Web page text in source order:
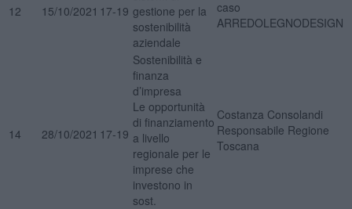
12 15/10/2021 17-19 gestione per la
sostenibilità
aziendale
caso
ARREDOLEGNODESIGN
14 28/10/2021 17-19
Sostenibilità e
finanza
d’impresa
Le opportunità
di finanziamento
a livello
regionale per le
imprese che
investono in
sost.
Costanza Consolandi
Responsabile Regione
Toscana